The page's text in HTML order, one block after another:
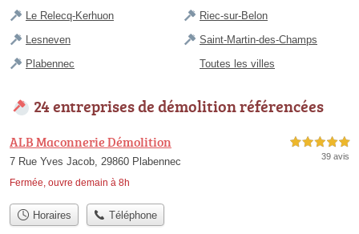
Le Relecq-Kerhuon
Lesneven
Plabennec
Riec-sur-Belon
Saint-Martin-des-Champs
Toutes les villes
24 entreprises de démolition référencées
ALB Maconnerie Démolition
7 Rue Yves Jacob, 29860 Plabennec
Fermée, ouvre demain à 8h
5,0 étoiles sur 5
39 avis
Horaires Téléphone